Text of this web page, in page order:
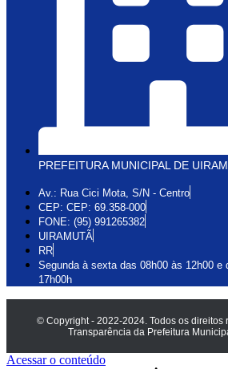
PREFEITURA MUNICIPAL DE
Av.: Rua Cici Mota, S/N - Centro
CEP: CEP: 69.358-000
FONE: (95) 991265382
UIRAMUTÃ
RR
Segunda à sexta das 08h00 às 12h00 e
17h00h
© Copyright - 2022-2024. Todos os direitos
Transparência da Prefeitura
Acessar o conteúdo